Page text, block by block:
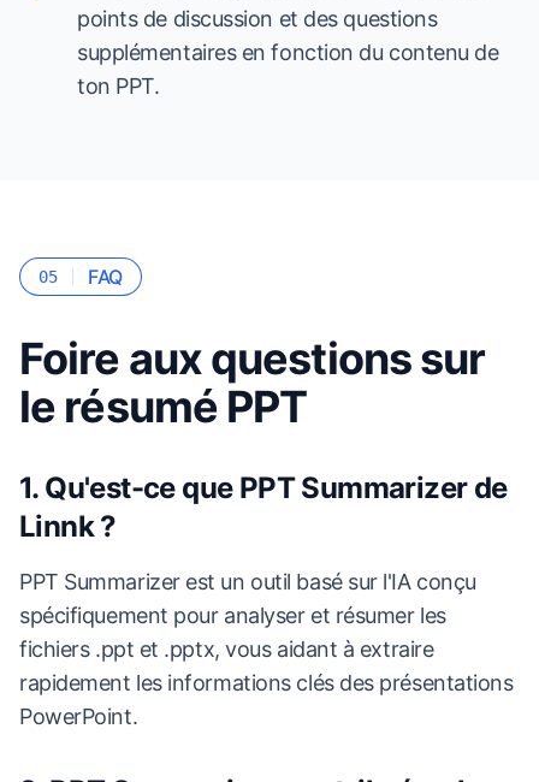
points de discussion et des questions
supplémentaires en fonction du contenu de
ton PPT.
05 FAQ
Foire aux questions sur
le résumé PPT
1. Qu'est-ce que PPT Summarizer de
Linnk ?
PPT Summarizer est un outil basé sur l'IA conçu
spécifiquement pour analyser et résumer les
fichiers .ppt et .pptx, vous aidant à extraire
rapidement les informations clés des présentations
PowerPoint.